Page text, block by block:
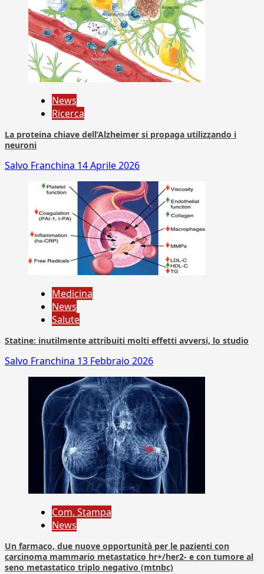
News
Ricerca
La proteina chiave dell’Alzheimer si propaga utilizzando i
neuroni
Salvo Franchina 14 Aprile 2026
Medicina
News
Salute
Statine: inutilmente attribuiti molti effetti avversi, lo studio
Salvo Franchina 13 Febbraio 2026
Com. Stampa
News
Un farmaco, due nuove opportunità per le pazienti con
carcinoma mammario metastatico hr+/her2- e con tumore al
seno metastatico triplo negativo (mtnbc)